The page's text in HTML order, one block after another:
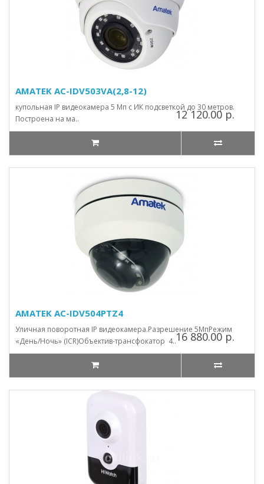
AMATEK AC-IDV503VA(2,8-12)
купольная IP видеокамера 5 Мп с ИК подсветкой до 30 метров.
Построена на ма..
12 120.00 р.
AMATEK AC-IDV504PTZ4
Уличная поворотная IP видеокамера.Разрешение 5МпРежим
«День/Ночь» (ICR)Объектив-трансфокатор 4..16 880.00 р.